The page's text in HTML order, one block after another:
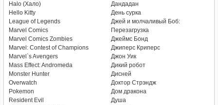
Halo (Хало)
Hello Kitty
League of Legends
Marvel Comics
Marvel Comics Zombies
Marvel: Contest of Champions
Marvel`s Avengers
Mass Effect: Andromeda
Monster Hunter
Overwatch
Pokemon
Resident Evil
Дандадан
День сурка
Джей и молчаливый Боб:
Перезагрузка
Джеймс Бонд
Джиперс Криперс
Джон Уик
Дикий робот
Дисней
Доктор Стрэндж
Дом дракона
Душа